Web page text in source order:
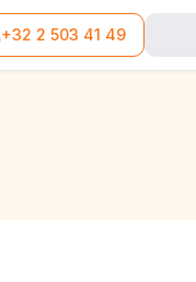
+32 2 503 41 49